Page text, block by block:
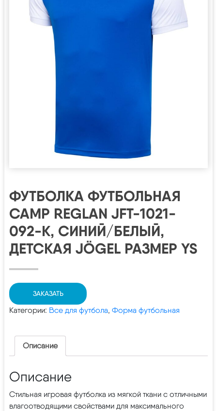
ФУТБОЛКА ФУТБОЛЬНАЯ
CAMP REGLAN JFT-1021-
092-K, СИНИЙ/БЕЛЫЙ,
ДЕТСКАЯ JÖGEL РАЗМЕР YS
ЗАКАЗАТЬ
Категории: Все для футбола, Форма футбольная
Описание
Описание
Стильная игровая футболка из мягкой ткани с отличными
влагоотводящими свойствами для максимального